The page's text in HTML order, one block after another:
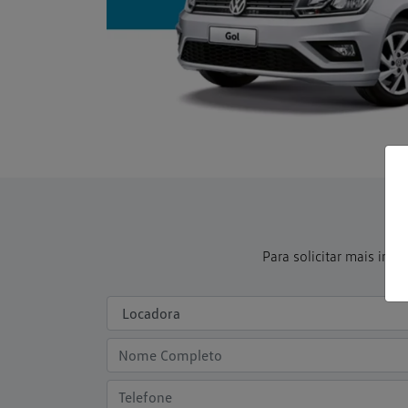
Para solicitar mais